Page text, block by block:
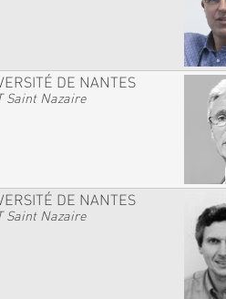
DE NANTES
Saint Nazaire
DE NANTES
Saint Nazaire